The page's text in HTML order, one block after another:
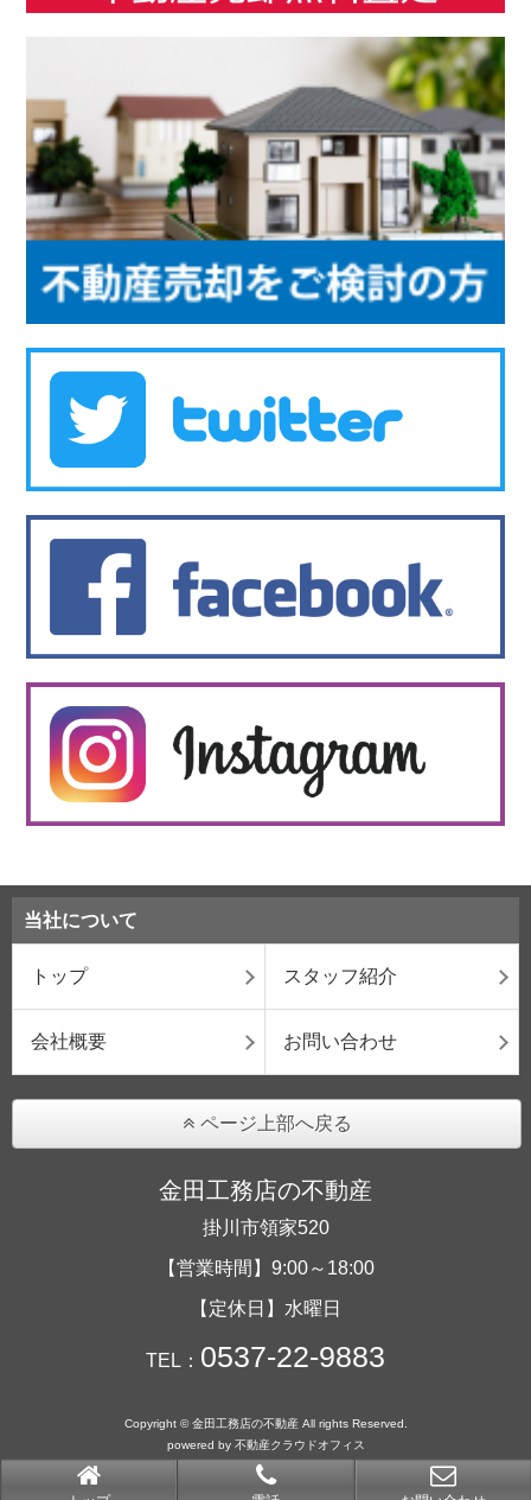
当社について
トップ スタッフ紹介
会社概要 お問い合わせ
ページ上部へ戻る
金田工務店の不動産
掛川市領家520
【営業時間】9:00～18:00
【定休日】水曜日
TEL： 0537-22-9883
Copyright © 金田工務店の不動産 All rights Reserved.
powered by 不動産クラウドオフィス